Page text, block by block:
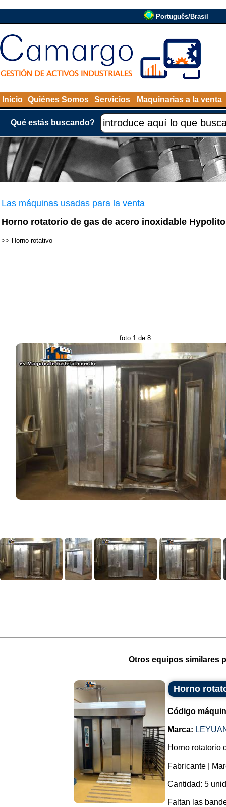
Português/Brasil
Inicio Quiénes Somos Servicios Maquinarias a la venta
Qué estás buscando?
Las máquinas usadas para la venta
Horno rotatorio de gas de acero inoxidable Hypolito
>> Horno rotativo
foto 1 de 8
Otros equipos similares
Horno
Código
Marca:
Horno rotatorio
Fabricante |
Cantidad: 5
Faltan las